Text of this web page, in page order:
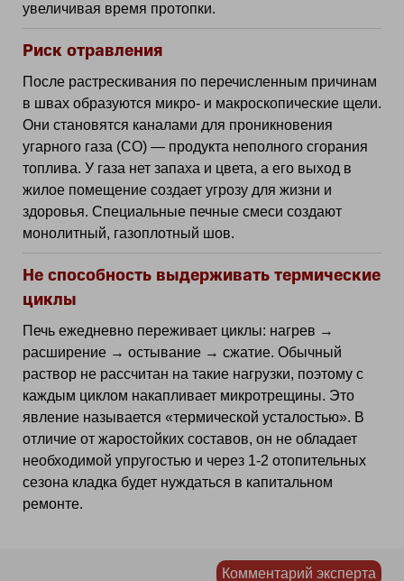
увеличивая время протопки.
Риск отравления
После растрескивания по перечисленным причинам
в швах образуются микро- и макроскопические щели.
Они становятся каналами для проникновения
угарного газа (CO) — продукта неполного сгорания
топлива. У газа нет запаха и цвета, а его выход в
жилое помещение создает угрозу для жизни и
здоровья. Специальные печные смеси создают
монолитный, газоплотный шов.
Не способность выдерживать термические
циклы
Печь ежедневно переживает циклы: нагрев →
расширение → остывание → сжатие. Обычный
раствор не рассчитан на такие нагрузки, поэтому с
каждым циклом накапливает микротрещины. Это
явление называется «термической усталостью». В
отличие от жаростойких составов, он не обладает
необходимой упругостью и через 1-2 отопительных
сезона кладка будет нуждаться в капитальном
ремонте.
Комментарий эксперта